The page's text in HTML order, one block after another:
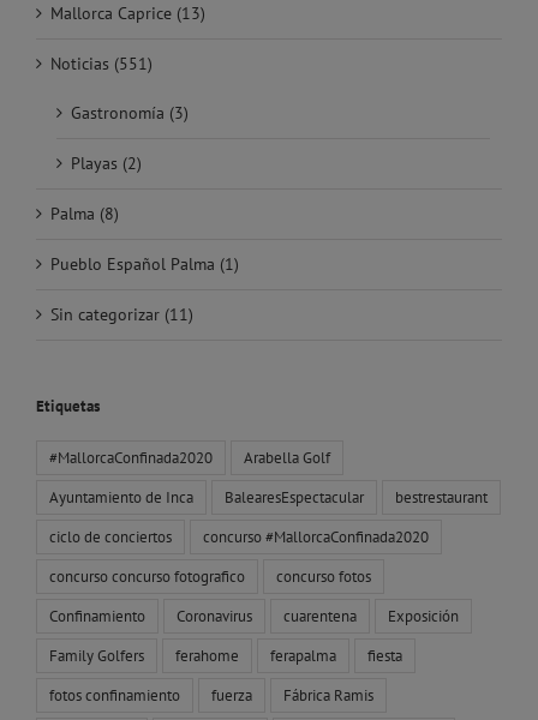
Mallorca Caprice (13)
Noticias (551)
Gastronomía (3)
Playas (2)
Palma (8)
Pueblo Español Palma (1)
Sin categorizar (11)
Etiquetas
#MallorcaConfinada2020 Arabella Golf
Ayuntamiento de Inca BalearesEspectacular bestrestaurant
ciclo de conciertos concurso #MallorcaConfinada2020
concurso concurso fotografico concurso fotos
Confinamiento Coronavirus cuarentena Exposición
Family Golfers ferahome ferapalma fiesta
fotos confinamiento fuerza Fábrica Ramis